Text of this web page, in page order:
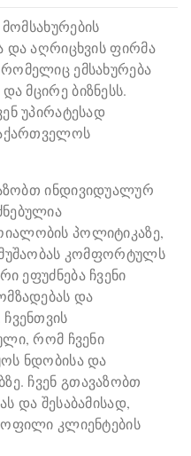
და აღრიცხვის ფირმა
ემსახურება
მცირე ბიზნესს.
უპირატესად
ინდივიდუალურ
პოლიტიკაზე,
კომფორტულს
ეფუძნება ჩვენი
და
რომ ჩვენი
ნდობისა და
ჩვენ გთავაზობთ
და შესაბამისად,
კლიენტების